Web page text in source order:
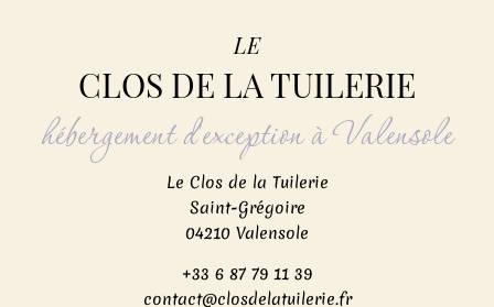
LE
CLOS DE LA TUILERIE
hébergement d'exception à Valensole
Le Clos de la Tuilerie
Saint-Grégoire
04210 Valensole
+33 6 87 79 11 39
contact@closdelatuilerie.fr